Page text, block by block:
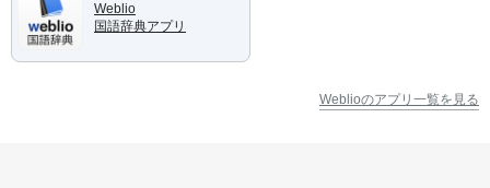
Weblio
国語辞典アプリ
Weblioのアプリ一覧を見る